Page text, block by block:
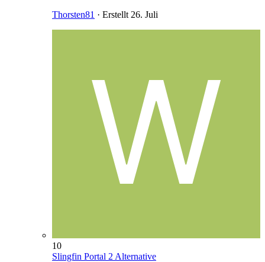
Thorsten81 · Erstellt 26. Juli
10
Slingfin Portal 2 Alternative